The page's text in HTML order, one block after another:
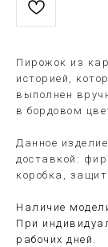
Пирожок из
историей,
выполнен
в бордовом
Данное
доставкой:
коробка,
Наличие
При
рабочих дней.